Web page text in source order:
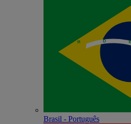
Brasil - Português